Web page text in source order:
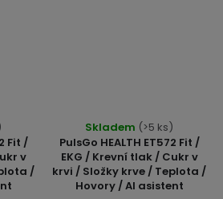
Fit /
v
/
PulsGo HEALTH ET572 Fit /
EKG / Krevní tlak / Cukr v
krvi / Složky krve / Teplota /
Hovory / AI asistent
hodnocení
produktu
je
4,5
Skladem (>5 ks)